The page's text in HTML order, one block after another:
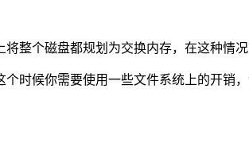
整个磁盘都规划为交换内存，在这种情
时候你需要使用一些文件系统上的开销